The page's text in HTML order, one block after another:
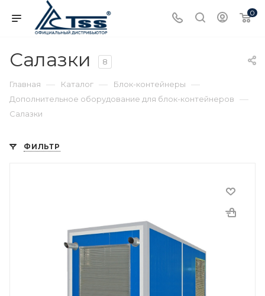
0
Салазки 8
Главная — Каталог — Блок-контейнеры —
Дополнительное оборудование для блок-контейнеров —
Салазки
ФИЛЬТР